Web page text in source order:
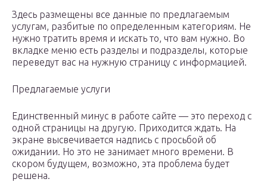
Здесь размещены все данные по предлагаемым
услугам, разбитые по определенным категориям. Не
нужно тратить время и искать то, что вам нужно. Во
вкладке меню есть разделы и подразделы, которые
переведут вас на нужную страницу с информацией.
Предлагаемые услуги
Единственный минус в работе сайте — это переход с
одной страницы на другую. Приходится ждать. На
экране высвечивается надпись с просьбой об
ожидании. Но это не занимает много времени. В
скором будущем, возможно, эта проблема будет
решена.